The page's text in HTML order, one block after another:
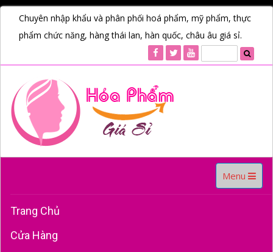
Chuyên nhập khẩu và phân phối hoá phẩm, mỹ phẩm, thực
phẩm chức năng, hàng thái lan, hàn quốc, châu âu giá sỉ.
Toggle
navigation
Menu
Trang Chủ
Cửa Hàng